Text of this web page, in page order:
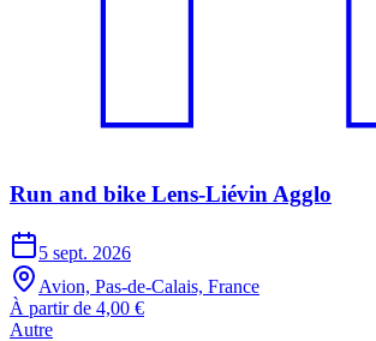
Run and bike Lens-Liévin Agglo
5 sept. 2026
Avion, Pas-de-Calais, France
À partir de 4,00 €
Autre